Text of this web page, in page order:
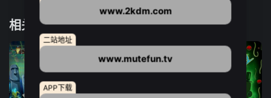
相关推荐
www.2kdm.com
二站地址
www.mutefun.tv
APP下载